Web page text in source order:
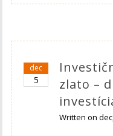
dec
5
zlato –
Written on